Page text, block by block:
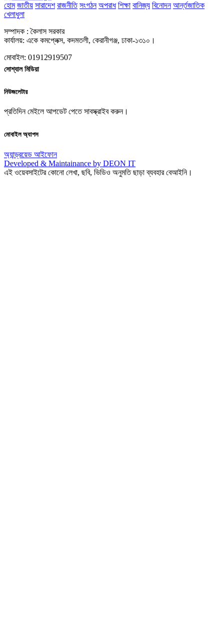
হোম জাতীয় সারাদেশ রাজনীতি সংগঠন অপরাধ শিক্ষা বানিজ্য বিনোদন আর্ন্তজাতিক
খেলাধুলা
সম্পাদক : কৈলাস সরকার
কার্যালয়: একে কমপ্লেক্স, কদমতলী, কেরানীগঞ্জ, ঢাকা-১৩১০।
মোবাইল: 01912919507
সোশ্যাল মিডিয়া
নিউজলেটার
প্রতিদিন মেইলে আপডেট পেতে সাবস্ক্রাইব করুন।
মোবাইল অ্যাপস
অ্যান্ড্রয়েড আইফোন
Developed & Maintainance by DEON IT
এই ওয়েবসাইটের কোনো লেখা, ছবি, ভিডিও অনুমতি ছাড়া ব্যবহার বেআইনি।